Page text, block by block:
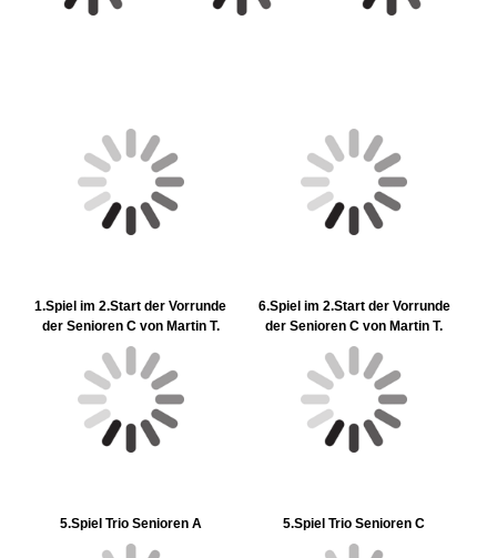
1.Spiel im 2.Start der Vorrunde
der Senioren C von Martin T.
6.Spiel im 2.Start der Vorrunde
der Senioren C von Martin T.
5.Spiel Trio Senioren A 5.Spiel Trio Senioren C